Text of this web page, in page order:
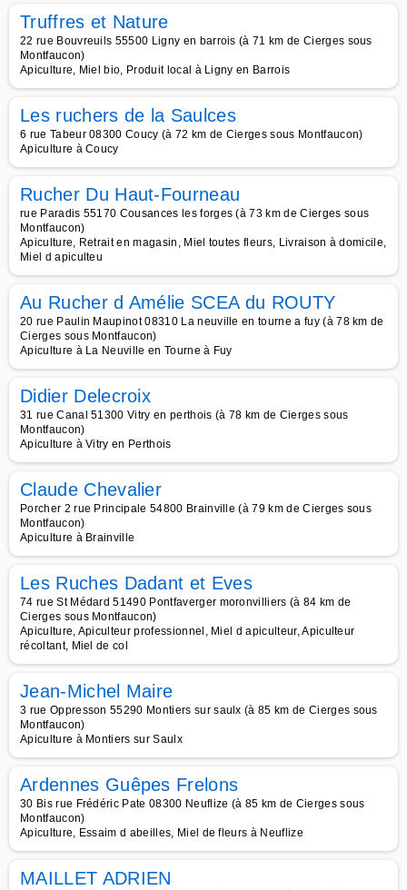
Truffres et Nature
22 rue Bouvreuils 55500 Ligny en barrois (à 71 km de Cierges sous
Montfaucon)
Apiculture, Miel bio, Produit local à Ligny en Barrois
Les ruchers de la Saulces
6 rue Tabeur 08300 Coucy (à 72 km de Cierges sous Montfaucon)
Apiculture à Coucy
Rucher Du Haut-Fourneau
rue Paradis 55170 Cousances les forges (à 73 km de Cierges sous
Montfaucon)
Apiculture, Retrait en magasin, Miel toutes fleurs, Livraison à domicile,
Miel d apiculteu
Au Rucher d Amélie SCEA du ROUTY
20 rue Paulin Maupinot 08310 La neuville en tourne a fuy (à 78 km de
Cierges sous Montfaucon)
Apiculture à La Neuville en Tourne à Fuy
Didier Delecroix
31 rue Canal 51300 Vitry en perthois (à 78 km de Cierges sous
Montfaucon)
Apiculture à Vitry en Perthois
Claude Chevalier
Porcher 2 rue Principale 54800 Brainville (à 79 km de Cierges sous
Montfaucon)
Apiculture à Brainville
Les Ruches Dadant et Eves
74 rue St Médard 51490 Pontfaverger moronvilliers (à 84 km de
Cierges sous Montfaucon)
Apiculture, Apiculteur professionnel, Miel d apiculteur, Apiculteur
récoltant, Miel de col
Jean-Michel Maire
3 rue Oppresson 55290 Montiers sur saulx (à 85 km de Cierges sous
Montfaucon)
Apiculture à Montiers sur Saulx
Ardennes Guêpes Frelons
30 Bis rue Frédéric Pate 08300 Neuflize (à 85 km de Cierges sous
Montfaucon)
Apiculture, Essaim d abeilles, Miel de fleurs à Neuflize
MAILLET ADRIEN